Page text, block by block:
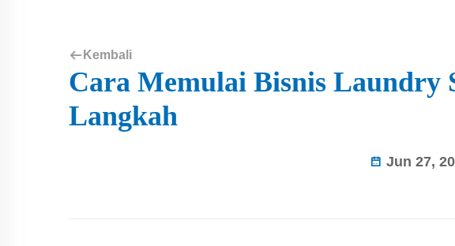
Kembali
Cara Memulai Bisnis Laundry
Langkah
Jun 27,